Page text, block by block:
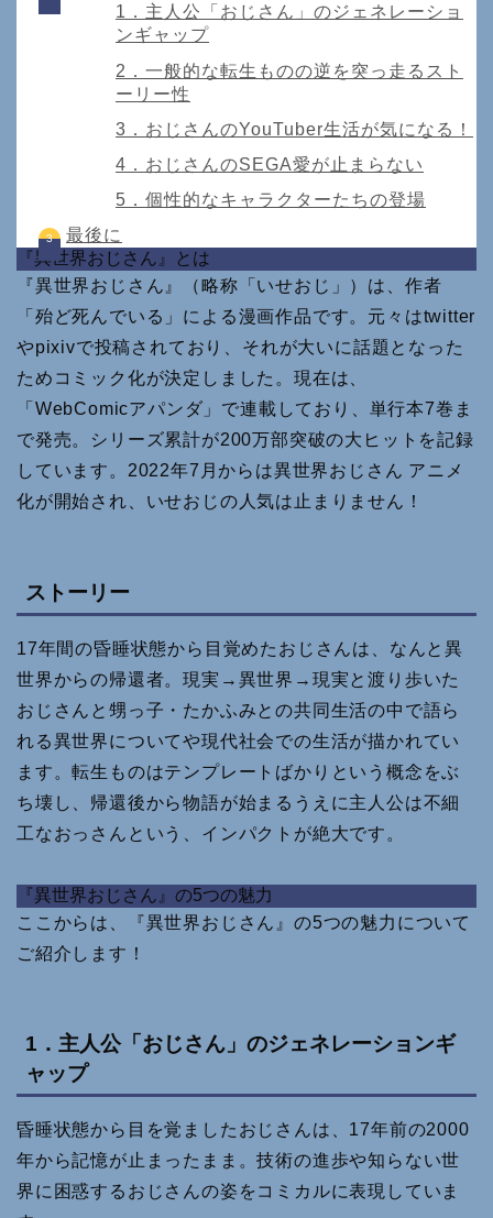
1．主人公「おじさん」のジェネレーショ
ンギャップ
2．一般的な転生ものの逆を突っ走るスト
ーリー性
3．おじさんのYouTuber生活が気になる！
4．おじさんのSEGA愛が止まらない
5．個性的なキャラクターたちの登場
最後に
『異世界おじさん』とは
『異世界おじさん』（略称「いせおじ」）は、作者
「殆ど死んでいる」による漫画作品です。元々はtwitter
やpixivで投稿されており、それが大いに話題となった
ためコミック化が決定しました。現在は、
「WebComicアパンダ」で連載しており、単行本7巻ま
で発売。シリーズ累計が200万部突破の大ヒットを記録
しています。2022年7月からは異世界おじさん アニメ
化が開始され、いせおじの人気は止まりません！
ストーリー
17年間の昏睡状態から目覚めたおじさんは、なんと異
世界からの帰還者。現実→異世界→現実と渡り歩いた
おじさんと甥っ子・たかふみとの共同生活の中で語ら
れる異世界についてや現代社会での生活が描かれてい
ます。転生ものはテンプレートばかりという概念をぶ
ち壊し、帰還後から物語が始まるうえに主人公は不細
工なおっさんという、インパクトが絶大です。
『異世界おじさん』の5つの魅力
ここからは、『異世界おじさん』の5つの魅力について
ご紹介します！
1．主人公「おじさん」のジェネレーションギ
ャップ
昏睡状態から目を覚ましたおじさんは、17年前の2000
年から記憶が止まったまま。技術の進歩や知らない世
界に困惑するおじさんの姿をコミカルに表現していま